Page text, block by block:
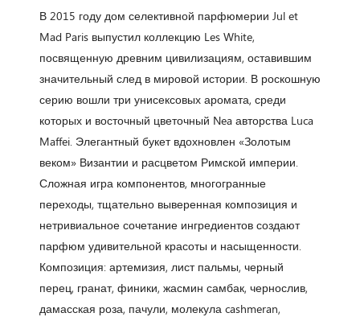
В 2015 году дом селективной парфюмерии Jul et
Mad Paris выпустил коллекцию Les White,
посвященную древним цивилизациям, оставившим
значительный след в мировой истории. В роскошную
серию вошли три унисексовых аромата, среди
которых и восточный цветочный Nea авторства Luca
Maffei. Элегантный букет вдохновлен «Золотым
веком» Византии и расцветом Римской империи.
Сложная игра компонентов, многогранные
переходы, тщательно выверенная композиция и
нетривиальное сочетание ингредиентов создают
парфюм удивительной красоты и насыщенности.
Композиция: артемизия, лист пальмы, черный
перец, гранат, финики, жасмин самбак, чернослив,
дамасская роза, пачули, молекула cashmeran,